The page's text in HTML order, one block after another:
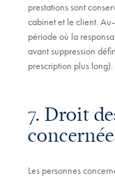
prestations sont
cabinet et le client.
période où la
avant suppression
prescription plus long).
7. Droit
Les personnes